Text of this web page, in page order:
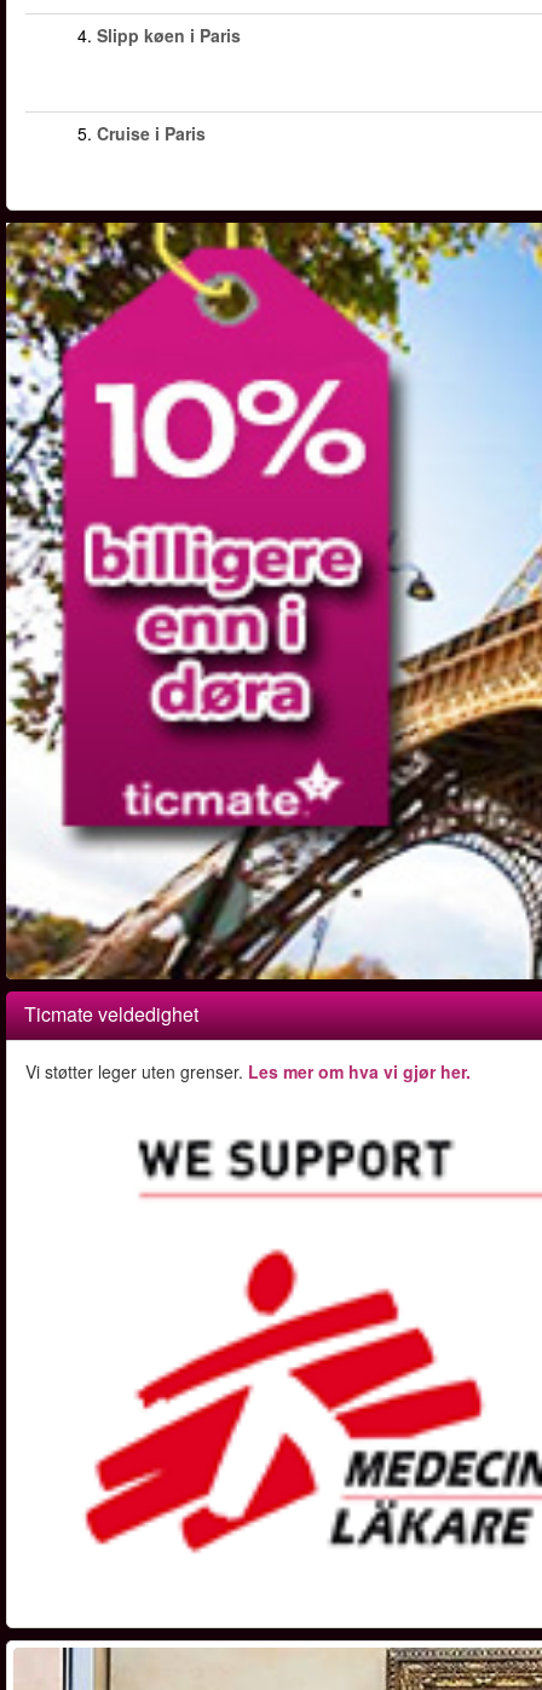
4. Slipp køen i Paris
5. Cruise i Paris
Ticmate veldedighet
Vi støtter leger uten grenser. Les mer om hva vi gjør her.